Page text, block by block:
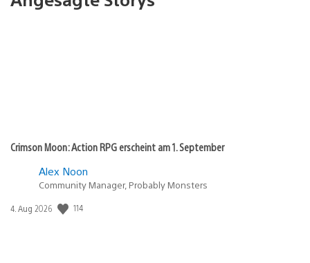
Crimson Moon: Action RPG erscheint am 1. September
Alex Noon
Community Manager, Probably Monsters
Veröffentlichungsdatum:
4. Aug 2026 114